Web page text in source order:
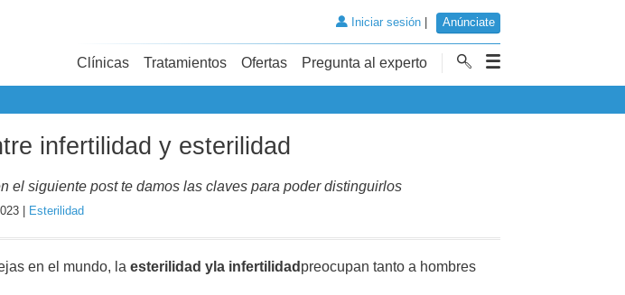
Iniciar sesión| Anúnciate
Clínicas Tratamientos Ofertas Pregunta al experto
infertilidad y esterilidad
el siguiente post te damos las claves para poder distinguirlos
| Esterilidad
en el mundo, la esterilidad yla infertilidad preocupan tanto a hombres